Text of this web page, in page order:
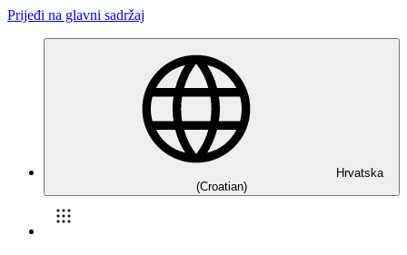
Prijeđi na glavni sadržaj
Hrvatska
(Croatian)